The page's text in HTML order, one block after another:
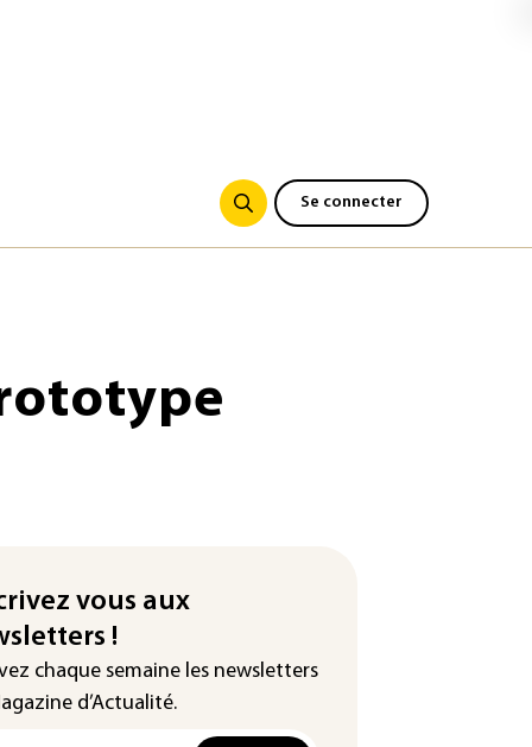
Se connecter
vous aux
!
chaque semaine les newsletters
d’Actualité.